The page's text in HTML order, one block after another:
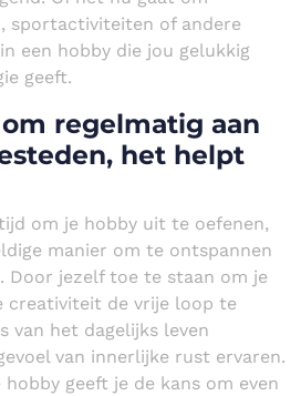
sportactiviteiten of andere
een hobby die jou gelukkig
geeft.
regelmatig aan
het helpt
om je hobby uit te oefenen,
manier om te ontspannen
jezelf toe te staan om je
creativiteit de vrije loop te
van het dagelijks leven
van innerlijke rust ervaren.
geeft je de kans om even